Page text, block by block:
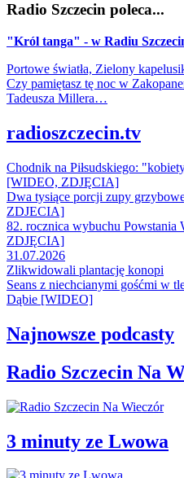
Radio Szczecin poleca...
"Król tanga" - w Radiu
Portowe światła, Zielony
Czy pamiętasz tę noc w
Tadeusza Millera…
radioszczecin.tv
Chodnik na Piłsudskiego:
[WIDEO, ZDJĘCIA]
Dwa tysiące porcji zupy
ZDJECIA]
82. rocznica wybuchu Powstania
ZDJĘCIA]
31.07.2026
Zlikwidowali plantację konopi
Seans z niechcianymi gośćmi w
Dąbie [WIDEO]
Najnowsze podcasty
Radio Szczecin Na
3 minuty ze Lwowa